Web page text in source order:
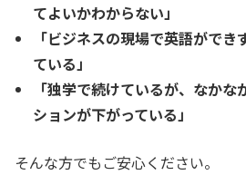
てよいかわからない」
「ビジネスの現場で英語がで
ている」
「独学で続けているが、なか
ションが下がっている」
そんな方でもご安心ください。